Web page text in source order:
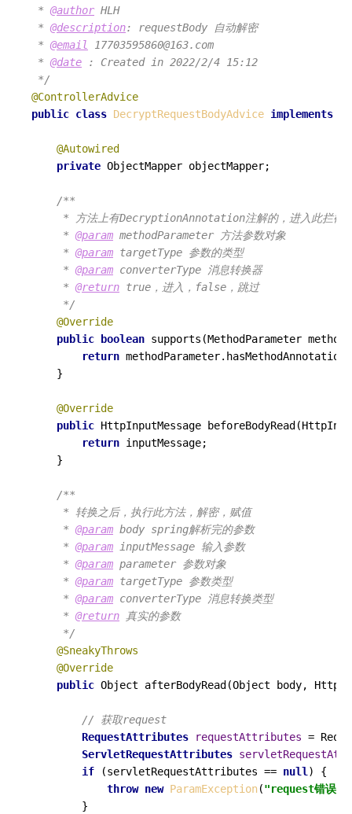
* @author HLH
* @description: requestBody 自动解密
* @email 17703595860@163.com
* @date : Created in 2022/2/4 15:12
*/
@ControllerAdvice
public class DecryptRequestBodyAdvice implements
@Autowired
private ObjectMapper objectMapper;
/**
* 方法上有DecryptionAnnotation注解的，进入此拦截
     *
@param methodParameter 方法参数对象
     *
@param targetType 参数的类型
     *
@param converterType 消息转换器
     *
@return true，进入，false，跳过
     */
@Override
public
boolean supports (MethodParameter
return
    }
@Override
public HttpInputMessage beforeBodyRead
return inputMessage;
    }
/**
     * 转换之后，执行此方法，解密，赋值
     *
@param body spring解析完的参数
     *
@param inputMessage 输入参数
     *
@param parameter 参数对象
     *
@param targetType 参数类型
     *
@param converterType 消息转换类型
     *
@return 真实的参数
     */
@SneakyThrows
@Override
public Object afterBodyRead (Object body,
// 获取request
RequestAttributes
requestAttributes =
ServletRequestAttributes
if (servletRequestAttributes == null) {
throw new ParamException("request错误"
        }